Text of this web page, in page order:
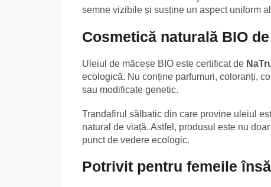
semne vizibile și susține un aspect uniform
Cosmetică naturală BIO
Uleiul de măceșe BIO este certificat de
ecologică. Nu conține parfumuri, coloranți,
sau modificate genetic.
Trandafirul sălbatic din care provine uleiul
natural de viață. Astfel, produsul este nu
punct de vedere ecologic.
Potrivit pentru femeile